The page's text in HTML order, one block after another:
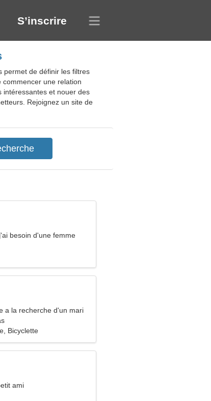
S’inscrire
permet de définir les filtres
une relation
intéressantes et nouer des
Rejoignez un site de
besoin d'une femme
a la recherche d'un mari
Bicyclette
ami